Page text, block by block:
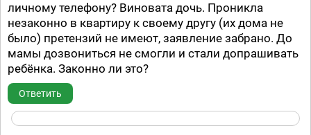
личному телефону? Виновата дочь. Проникла
незаконно в квартиру к своему другу (их дома не
было) претензий не имеют, заявление забрано. До
мамы дозвониться не смогли и стали допрашивать
ребёнка. Законно ли это?
Ответить